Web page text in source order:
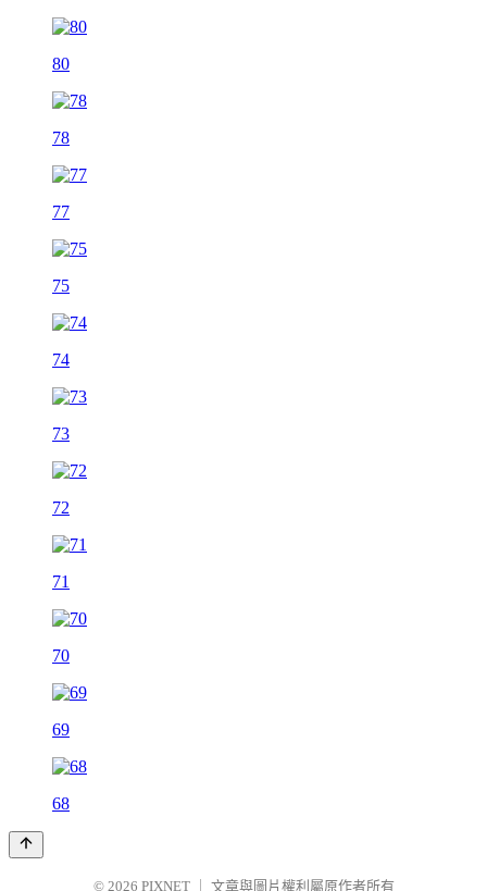
80
78
77
75
74
73
72
71
70
69
68
© 2026 PIXNET 文章與圖片權利屬原作者所有